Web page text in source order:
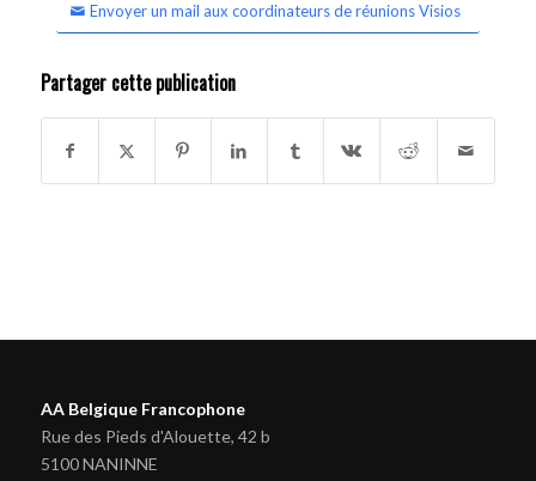
Envoyer un mail aux coordinateurs de réunions Visios
Partager cette publication
AA Belgique Francophone
Rue des Pieds d'Alouette, 42 b
5100 NANINNE